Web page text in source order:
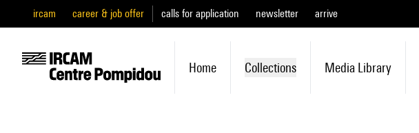
ircam career & job offer calls for application newsletter arrive
Home Collections Media Library